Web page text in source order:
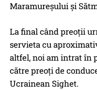
Maramureșului și
La final când preoții
servieta cu
altfel, noi am intrat în
către preoți de
Ucrainean Sighet.